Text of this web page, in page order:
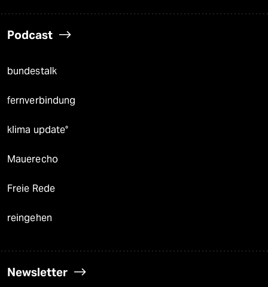
Podcast
bundestalk
fernverbindung
klima update°
Mauerecho
Freie Rede
reingehen
Newsletter